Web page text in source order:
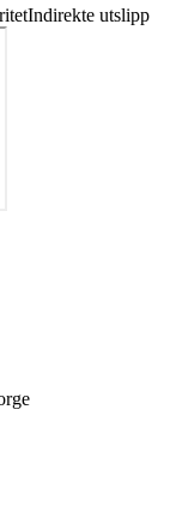
Indirekte utslipp